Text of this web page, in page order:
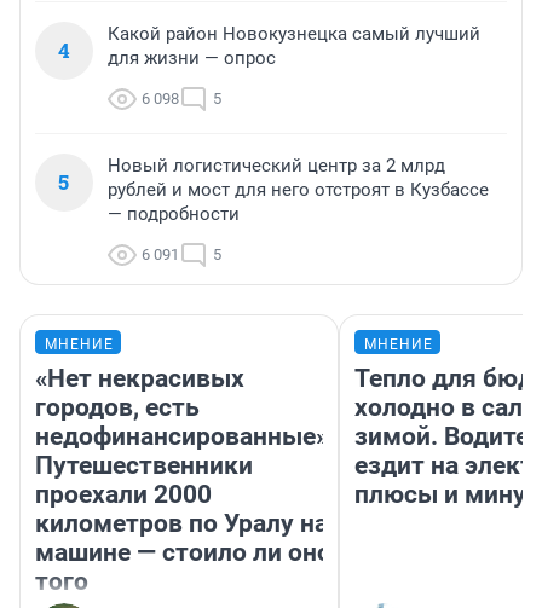
4
Какой район Новокузнецка самый лучший
для жизни — опрос
6 098 5
5
Новый логистический центр за 2 млрд
рублей и мост для него отстроят в Кузбассе
— подробности
6 091 5
МНЕНИЕ
«Нет некрасивых
городов, есть
недофинансированные».
Путешественники
проехали 2000
километров по Уралу на
машине — стоило ли оно
того
МНЕНИЕ
Тепло для
холодно в
зимой.
ездит на
плюсы и